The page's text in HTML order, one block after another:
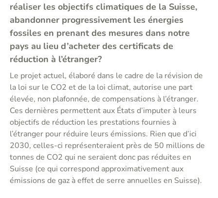
réaliser les objectifs climatiques de la Suisse,
abandonner progressivement les énergies
fossiles en prenant des mesures dans notre
pays au lieu d’acheter des certificats de
réduction à l’étranger?
Le projet actuel, élaboré dans le cadre de la révision de
la loi sur le CO2 et de la loi climat, autorise une part
élevée, non plafonnée, de compensations à l’étranger.
Ces dernières permettent aux États d’imputer à leurs
objectifs de réduction les prestations fournies à
l’étranger pour réduire leurs émissions. Rien que d’ici
2030, celles-ci représenteraient près de 50 millions de
tonnes de CO2 qui ne seraient donc pas réduites en
Suisse (ce qui correspond approximativement aux
émissions de gaz à effet de serre annuelles en Suisse).